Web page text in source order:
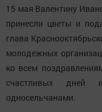
15 мая Валентину
принесли цветы и
глава
молодежных
ко всем
счастливых
односельчанами.